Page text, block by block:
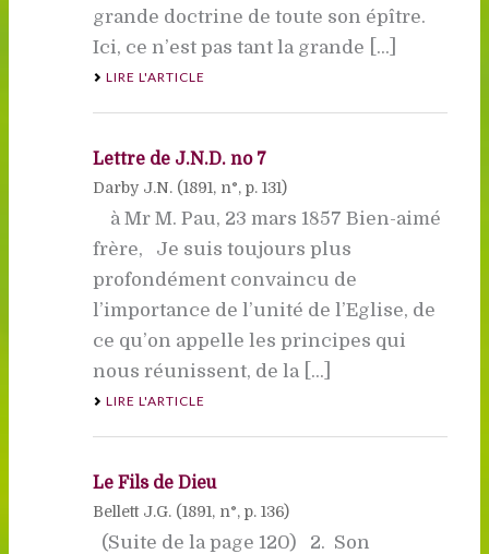
grande doctrine de toute son épître.
Ici, ce n’est pas tant la grande [...]
LIRE L'ARTICLE
Lettre de J.N.D. no 7
Darby J.N. (1891, n°, p. 131)
à Mr M. Pau, 23 mars 1857 Bien-aimé
frère, Je suis toujours plus
profondément convaincu de
l’importance de l’unité de l’Eglise, de
ce qu’on appelle les principes qui
nous réunissent, de la [...]
LIRE L'ARTICLE
Le Fils de Dieu
Bellett J.G. (1891, n°, p. 136)
(Suite de la page 120) 2. Son